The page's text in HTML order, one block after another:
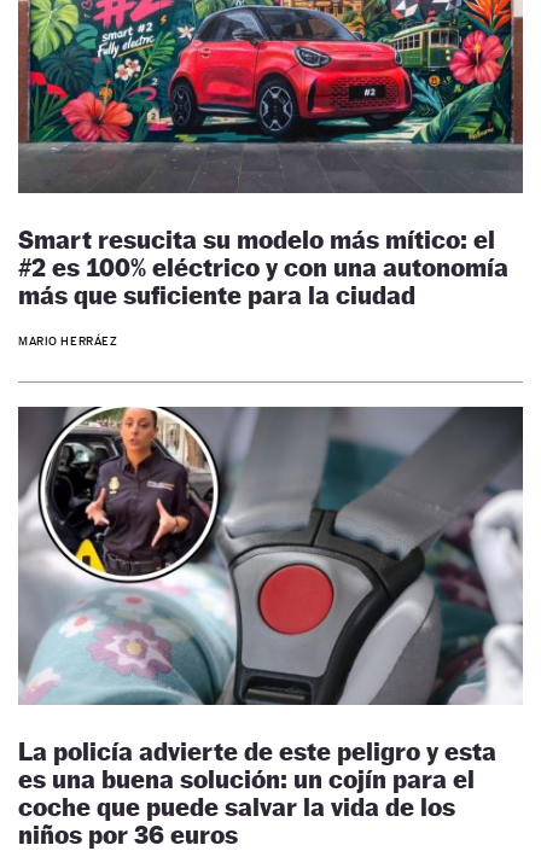
Smart resucita su modelo más mítico: el
#2 es 100% eléctrico y con una autonomía
más que suficiente para la ciudad
MARIO HERRÁEZ
La policía advierte de este peligro y esta
es una buena solución: un cojín para el
coche que puede salvar la vida de los
niños por 36 euros